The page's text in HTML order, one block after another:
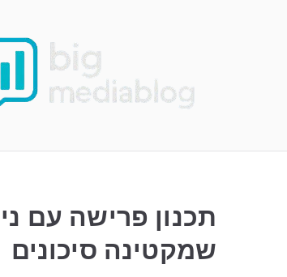
תכנון פרישה עם
שמקטינה סיכונים